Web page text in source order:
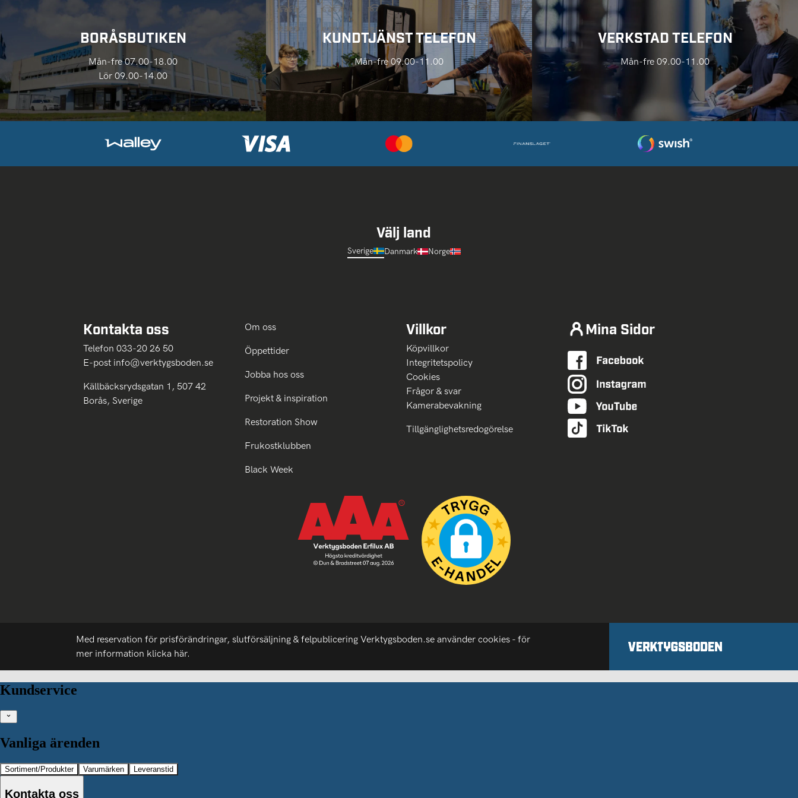
BORÅSBUTIKEN
Mån-fre 07.00-18.00
Lör 09.00-14.00
KUNDTJÄNST TELEFON
Mån-fre 09.00-11.00
VERKSTAD TELEFON
Mån-fre 09.00-11.00
Välj land
Sverige Danmark Norge
Kontakta oss
Telefon 033-20 26 50
E-post info@verktygsboden.se
Källbäcksrydsgatan 1, 507 42
Borås, Sverige
Om oss
Öppettider
Jobba hos oss
Projekt & inspiration
Restoration Show
Frukostklubben
Black Week
Villkor
Köpvillkor
Integritetspolicy
Cookies
Frågor & svar
Kamerabevakning
Tillgänglighetsredogörelse
Mina Sidor
Med reservation för prisförändringar, slutförsäljning & felpublicering Verktygsboden.se använder cookies - för
mer information klicka här.